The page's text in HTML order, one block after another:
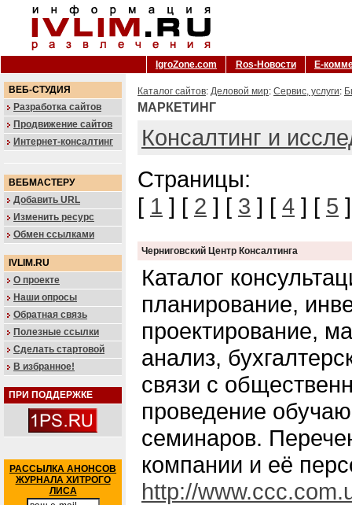
IgroZone.com Ros-Новости Е-
ВЕБ-СТУДИЯ
Разработка сайтов
Продвижение сайтов
Интернет-консалтинг
ВЕБМАСТЕРУ
Добавить URL
Изменить ресурс
Обмен ссылками
IVLIM.RU
О проекте
Наши опросы
Обратная связь
Полезные ссылки
Сделать стартовой
В избранное!
ПРИ ПОДДЕРЖКЕ
РАССЫЛКА АНОНСОВ
ЖУРНАЛА ХИТРОГО
ЛИСА
Каталог сайтов: Деловой мир: Сервис, услуги:
МАРКЕТИНГ
Консалтинг и
Страницы:
[ 1 ] [ 2 ] [ 3 ] [ 4 ] [ 5
Черниговский Центр Консалтинга
Каталог
планирование,
проектирование,
анализ,
связи с
проведение
семинаров.
компании и её
http://